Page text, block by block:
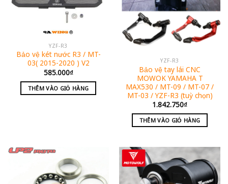
YZF-R3
Bảo vệ két nước R3 / MT-
03( 2015-2020 ) V2
585.000₫
THÊM VÀO GIỎ HÀNG
YZF-R3
Bảo vệ tay lái CNC
MOWOK YAMAHA T
MAX530 / MT-09 / MT-07 /
MT-03 / YZF-R3 (tuỳ chọn)
1.842.750₫
THÊM VÀO GIỎ HÀNG